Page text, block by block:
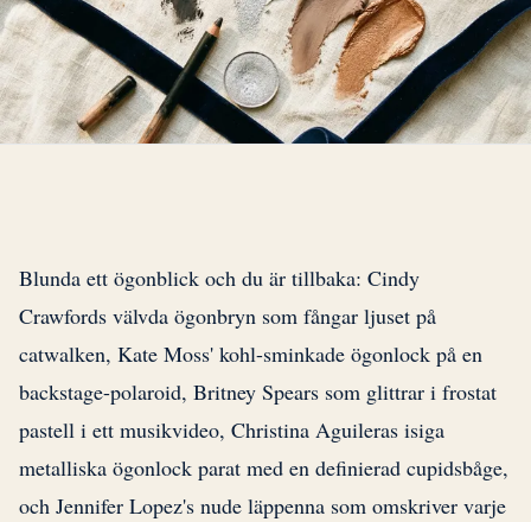
Blunda ett ögonblick och du är tillbaka: Cindy
Crawfords välvda ögonbryn som fångar ljuset på
catwalken, Kate Moss' kohl-sminkade ögonlock på en
backstage-polaroid, Britney Spears som glittrar i frostat
pastell i ett musikvideo, Christina Aguileras isiga
metalliska ögonlock parat med en definierad cupidsbåge,
och Jennifer Lopez's nude läppenna som omskriver varje